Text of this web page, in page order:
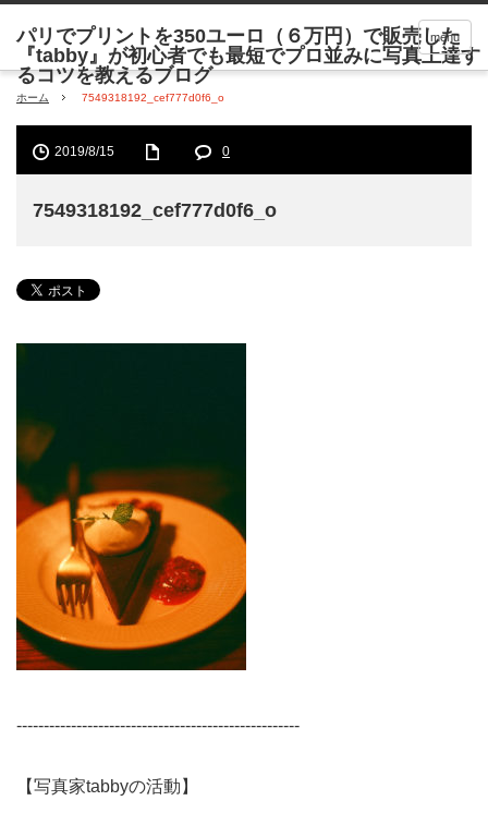
menu
ホーム 7549318192_cef777d0f6_o
2019/8/15 0
7549318192_cef777d0f6_o
----------------------------------------------------
【写真家tabbyの活動】